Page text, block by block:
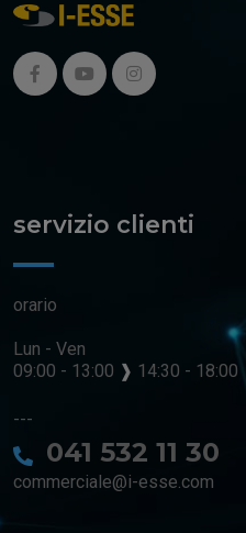
servizio clienti
orario
Lun - Ven
09:00 - 13:00 ❱ 14:30 - 18:00
---
041 532 11 30
commerciale@i-esse.com